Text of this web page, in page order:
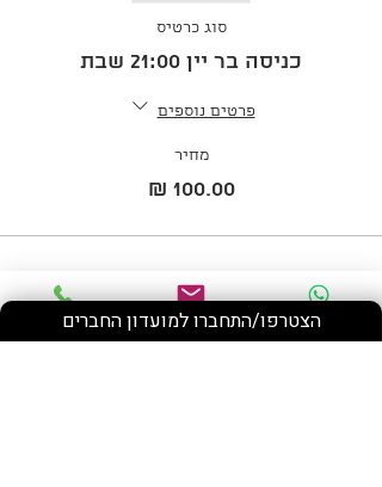
סוג כרטיס
כניסה בר יין 21:00 שבת
פרטים נוספים
מחיר
‏100.00 ‏₪
Phone Email WhatsApp
הצטרפו/התחברו למועדון החברים